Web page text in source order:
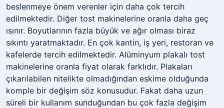
beslenmeye önem verenler için daha çok tercih
edilmektedir. Diğer tost makinelerine oranla daha geç
ısınır. Boyutlarının fazla büyük ve ağır olması biraz
sıkıntı yaratmaktadır. En çok kantin, iş yeri, restoran ve
kafelerde tercih edilmektedir. Alüminyum plakalı tost
makinelerine oranla fiyat olarak farklıdır. Plakaları
çıkarılabilen nitelikte olmadığından eskime olduğunda
komple bir değişim söz konusudur. Fakat daha uzun
süreli bir kullanım sunduğundan bu çok fazla değişim